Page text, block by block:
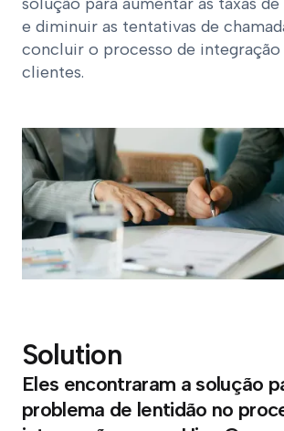
e diminuir as tentativas de
concluir o processo de integração
clientes.
Solution
Eles encontraram a solução
problema de lentidão no